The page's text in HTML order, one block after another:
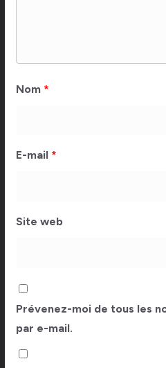
Nom *
E-mail *
Site web
Prévenez-moi de tous les
par e-mail.